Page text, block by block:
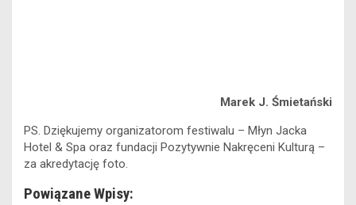
Marek J. Śmietański
PS. Dziękujemy organizatorom festiwalu – Młyn Jacka
Hotel & Spa oraz fundacji Pozytywnie Nakręceni Kulturą –
za akredytację foto.
Powiązane Wpisy: